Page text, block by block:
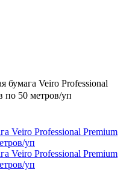
бумага Veiro Professional
по 50 метров/уп